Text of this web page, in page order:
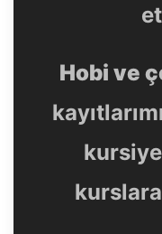
Hobi ve